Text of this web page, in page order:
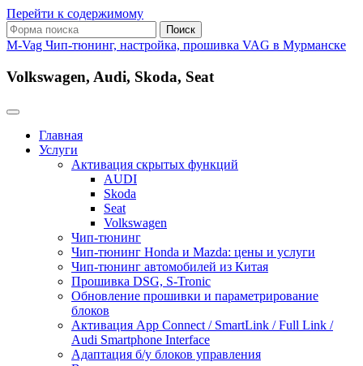
Перейти к содержимому
Поиск:
M-Vag Чип-тюнинг, настройка, прошивка VAG в Мурманске
Volkswagen, Audi, Skoda, Seat
Главная
Услуги
Активация скрытых функций
AUDI
Skoda
Seat
Volkswagen
Чип-тюнинг
Чип-тюнинг Honda и Mazda: цены и услуги
Чип-тюнинг автомобилей из Китая
Прошивка DSG, S-Tronic
Обновление прошивки и параметрирование
блоков
Активация App Connect / SmartLink / Full Link /
Audi Smartphone Interface
Адаптация б/у блоков управления